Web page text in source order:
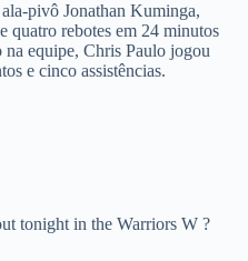
pivô Jonathan Kuminga,
quatro rebotes em 24 minutos
na equipe, Chris Paulo jogou
e cinco assistências.
tonight in the Warriors W ?